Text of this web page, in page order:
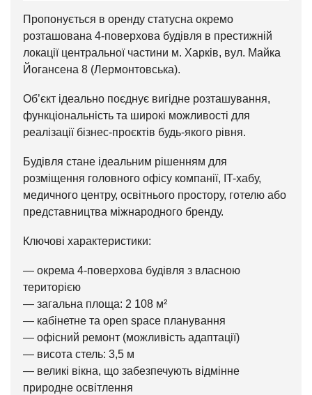
Пропонується в оренду статусна окремо
розташована 4-поверхова будівля в престижній
локації центральної частини м. Харків, вул. Майка
Йогансена 8 (Лермонтовська).
Об’єкт ідеально поєднує вигідне розташування,
функціональність та широкі можливості для
реалізації бізнес-проєктів будь-якого рівня.
Будівля стане ідеальним рішенням для
розміщення головного офісу компанії, IT-хабу,
медичного центру, освітнього простору, готелю або
представництва міжнародного бренду.
Ключові характеристики:
— окрема 4-поверхова будівля з власною
територією
— загальна площа: 2 108 м²
— кабінетне та open space планування
— офісний ремонт (можливість адаптації)
— висота стель: 3,5 м
— великі вікна, що забезпечують відмінне
природне освітлення